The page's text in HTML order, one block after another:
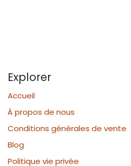
Explorer
Accueil
À propos de nous
Conditions générales de vente
Blog
Politique vie privée